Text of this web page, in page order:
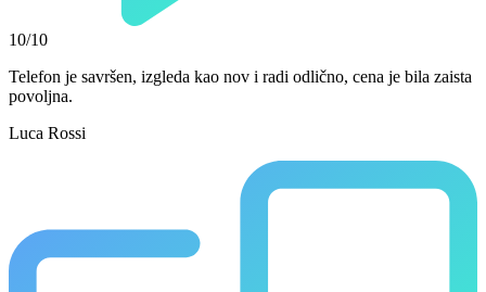
10/10
Telefon je savršen, izgleda kao nov i radi odlično, cena je bila zaista
povoljna.
Luca Rossi